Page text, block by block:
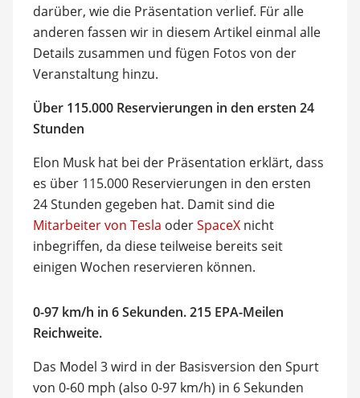
darüber, wie die Präsentation verlief. Für alle
anderen fassen wir in diesem Artikel einmal alle
Details zusammen und fügen Fotos von der
Veranstaltung hinzu.
Über 115.000 Reservierungen in den ersten 24
Stunden
Elon Musk hat bei der Präsentation erklärt, dass
es über 115.000 Reservierungen in den ersten
24 Stunden gegeben hat. Damit sind die
Mitarbeiter von Tesla oderSpaceXnicht
inbegriffen, da diese teilweise bereits seit
einigen Wochen reservieren können.
0-97 km/h in 6 Sekunden. 215 EPA-Meilen
Reichweite.
Das Model 3 wird in der Basisversion den Spurt
von 0-60 mph (also 0-97 km/h) in 6 Sekunden